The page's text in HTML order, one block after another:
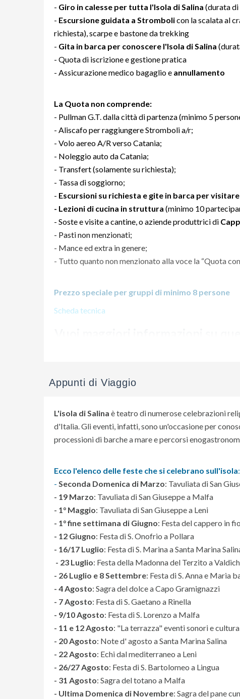
- Giro in calesse per tutta l'Isola di Salina (durata di
- Escursione guidata a Strombolicon la scalata al
richiesta), scarpe e bastone da trekking
- Gita in barca per conoscere l'Isola di Salina
- Quota di iscrizione e gestione pratica
- Assicurazione medico bagaglio e annullamento
La Quota non comprende:
- Pullman G.T. dalla città di partenza (minimo 5
- Aliscafo per raggiungere Stromboli a/r;
- Volo aereo A/R verso Catania;
- Noleggio auto da Catania;
- Transfert (solamente su richiesta);
- Tassa di soggiorno;
- Escursioni su richiesta e gite in barca per
- Lezioni di cucina in struttura (minimo 10
- Soste e visite a cantine, o aziende produttrici di
- Pasti non menzionati;
- Mance ed extra in genere;
- Tutto quanto non menzionato alla voce la “Quota
Prezzo speciale per gruppi di minimo 8 persone
Scheda tecnica
Appunti di Viaggio
L'isola di Salina è teatro di numerose celebrazioni
d'Italia. Gli eventi, infatti, sono un'occasione per
processioni di barche a mare e percorsi
Ecco l'elenco delle feste che si celebrano sull'isola:
- Seconda Domenica di Marzo: Tavuliata di San
- 19 Marzo: Tavuliata di San Giuseppe a Malfa
- 1° Maggio: Tavuliata di San Giuseppe a Leni
- 1° fine settimana di Giugno: Festa del cappero in
- 12 Giugno: Festa di S. Onofrio a Pollara
- 16/17 Luglio: Festa di S. Marina a Santa Marina
- 23 Luglio: Festa della Madonna del Terzito a
- 26 Luglio e 8 Settembre: Festa di S. Anna e Maria
- 4 Agosto: Sagra del dolce a Capo Gramignazzi
- 7 Agosto: Festa di S. Gaetano a Rinella
- 9/10 Agosto: Festa di S. Lorenzo a Malfa
- 11 e 12 Agosto: "La terrazza" eventi sonori e
- 20 Agosto: Note d' agosto a Santa Marina Salina
- 22 Agosto: Echi dal mediterraneo a Leni
- 26/27 Agosto: Festa di S. Bartolomeo a Lingua
- 31 Agosto: Sagra del totano a Malfa
- Ultima Domenica di Novembre: Sagra del pane